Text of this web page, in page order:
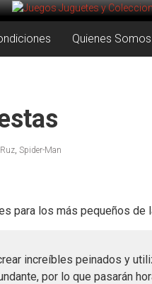
Quienes Somos
Spider-Man
para los más pequeños
increíbles peinados y
por lo que pasarán